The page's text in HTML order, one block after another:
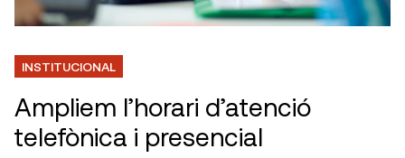
INSTITUCIONAL
Ampliem l’horari d’atenció
telefònica i presencial